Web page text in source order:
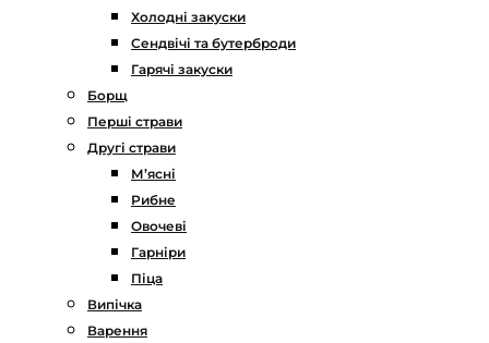
Холодні закуски
Сендвічі та бутерброди
Гарячі закуски
Борщ
Перші страви
Другі страви
М’ясні
Рибне
Овочеві
Гарніри
Піца
Випічка
Варення